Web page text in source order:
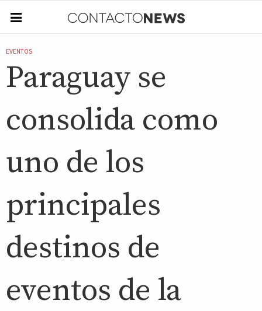
EVENTOS
Paraguay se
consolida como
uno de los
principales
destinos de
eventos de la